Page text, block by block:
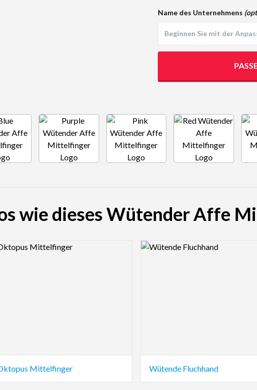
Name des Unternehmens
wie dieses Wütender Affe
Preview Image
Mittelfinger
Logo Preview Image
Wütende Fluchhand